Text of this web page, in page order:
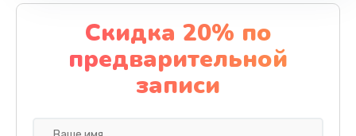
Скидка 20% по
предварительной
записи